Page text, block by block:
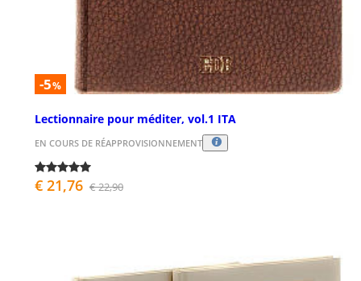
-5%
Lectionnaire pour méditer, vol.1 ITA
EN COURS DE RÉAPPROVISIONNEMENT
€ 21,76 € 22,90